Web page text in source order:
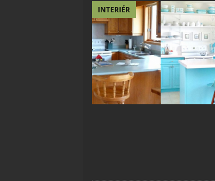
INTERIÉR